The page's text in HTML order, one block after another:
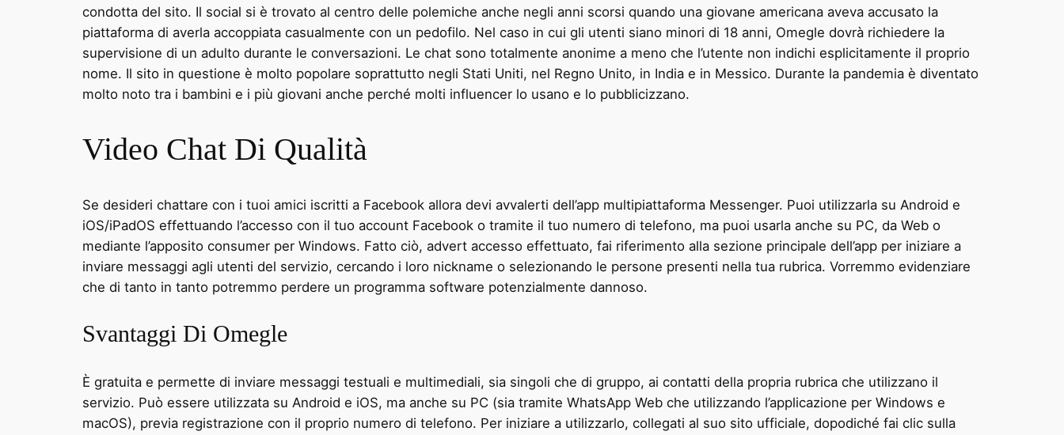
condotta del sito. Il social si è trovato al centro delle polemiche anche negli anni scorsi quando una giovane americana aveva accusato la
piattaforma di averla accoppiata casualmente con un pedofilo. Nel caso in cui gli utenti siano minori di 18 anni, Omegle dovrà richiedere la
supervisione di un adulto durante le conversazioni. Le chat sono totalmente anonime a meno che l’utente non indichi esplicitamente il proprio
nome. Il sito in questione è molto popolare soprattutto negli Stati Uniti, nel Regno Unito, in India e in Messico. Durante la pandemia è diventato
molto noto tra i bambini e i più giovani anche perché molti influencer lo usano e lo pubblicizzano.
Video Chat Di Qualità
Se desideri chattare con i tuoi amici iscritti a Facebook allora devi avvalerti dell’app multipiattaforma Messenger. Puoi utilizzarla su Android e
iOS/iPadOS effettuando l’accesso con il tuo account Facebook o tramite il tuo numero di telefono, ma puoi usarla anche su PC, da Web o
mediante l’apposito consumer per Windows. Fatto ciò, advert accesso effettuato, fai riferimento alla sezione principale dell’app per iniziare a
inviare messaggi agli utenti del servizio, cercando i loro nickname o selezionando le persone presenti nella tua rubrica. Vorremmo evidenziare
che di tanto in tanto potremmo perdere un programma software potenzialmente dannoso.
Svantaggi Di Omegle
È gratuita e permette di inviare messaggi testuali e multimediali, sia singoli che di gruppo, ai contatti della propria rubrica che utilizzano il
servizio. Può essere utilizzata su Android e iOS, ma anche su PC (sia tramite WhatsApp Web che utilizzando l’applicazione per Windows e
macOS), previa registrazione con il proprio numero di telefono. Per iniziare a utilizzarlo, collegati al suo sito ufficiale, dopodiché fai clic sulla